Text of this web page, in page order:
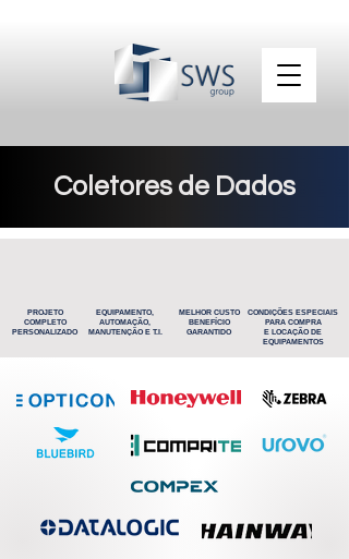
Coletores de Dados
PROJETO
COMPLETO
PERSONALIZADO
EQUIPAMENTO,
AUTOMAÇÃO,
MANUTENÇÃO E T.I.
MELHOR CUSTO
BENEFÍCIO
GARANTIDO
CONDIÇÕES ESPECIAIS
PARA COMPRA
E LOCAÇÃO DE
EQUIPAMENTOS